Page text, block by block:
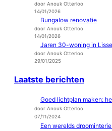
door Anouk Otterloo
14/01/2026
Bungalow renovatie
door Anouk Otterloo
14/01/2026
Jaren 30-woning in Lisse
door Anouk Otterloo
29/01/2025
Laatste berichten
Goed lichtplan maken:
door Anouk Otterloo
07/11/2024
Een werelds